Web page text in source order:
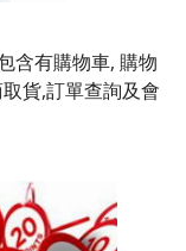
含有購物車, 購物
貨,訂單查詢及會